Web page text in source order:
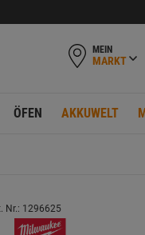
MEIN
MARKT
ÖFEN AKKUWELT
Nr.: 1296625